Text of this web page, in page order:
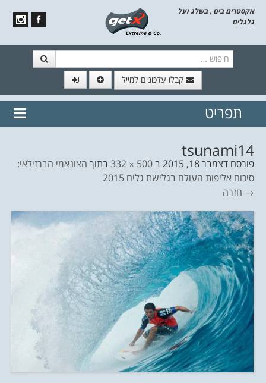
אקסטרים בים , בשלג ועל
גלגלים
קבלו עדכונים למייל
// הצטרף לרשימת תפוצה!
נשמח
תפריט
tsunami14
פורסם דצמבר 18, 2015 ב500 × 332 בתוך הצונאמי הברזילאי:
סיכום אליפות העולם בגלישת גלים 2015
→ חזרה